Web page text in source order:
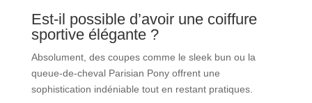
Est-il possible d’avoir une coiffure
sportive élégante ?
Absolument, des coupes comme le sleek bun ou la
queue-de-cheval Parisian Pony offrent une
sophistication indéniable tout en restant pratiques.